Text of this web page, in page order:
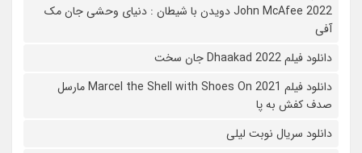
John McAfee 2022 دویدن با شیطان : دنیای وحشی جان مک
آفی
دانلود فیلم Dhaakad 2022 جان سخت
دانلود فیلم Marcel the Shell with Shoes On 2021 مارسل
صدف کفش به پا
دانلود سریال نوبت لیلی